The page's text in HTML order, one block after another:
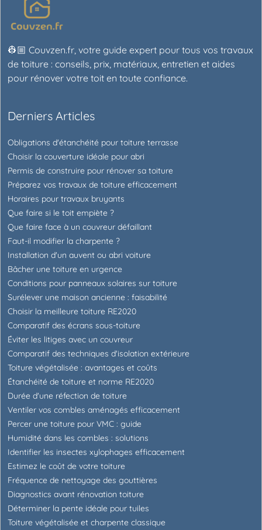
👷🏼 Couvzen.fr, votre guide expert pour tous vos travaux
de toiture : conseils, prix, matériaux, entretien et aides
pour rénover votre toit en toute confiance.
Derniers Articles
Obligations d'étanchéité pour toiture terrasse
Choisir la couverture idéale pour abri
Permis de construire pour rénover sa toiture
Préparez vos travaux de toiture efficacement
Horaires pour travaux bruyants
Que faire si le toit empiète ?
Que faire face à un couvreur défaillant
Faut-il modifier la charpente ?
Installation d'un auvent ou abri voiture
Bâcher une toiture en urgence
Conditions pour panneaux solaires sur toiture
Surélever une maison ancienne : faisabilité
Choisir la meilleure toiture RE2020
Comparatif des écrans sous-toiture
Éviter les litiges avec un couvreur
Comparatif des techniques d'isolation extérieure
Toiture végétalisée : avantages et coûts
Étanchéité de toiture et norme RE2020
Durée d'une réfection de toiture
Ventiler vos combles aménagés efficacement
Percer une toiture pour VMC : guide
Humidité dans les combles : solutions
Identifier les insectes xylophages efficacement
Estimez le coût de votre toiture
Fréquence de nettoyage des gouttières
Diagnostics avant rénovation toiture
Déterminer la pente idéale pour tuiles
Toiture végétalisée et charpente classique